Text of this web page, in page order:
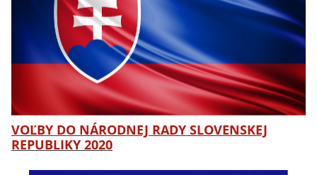
VOĽBY DO NÁRODNEJ RADY SLOVENSKEJ
REPUBLIKY 2020